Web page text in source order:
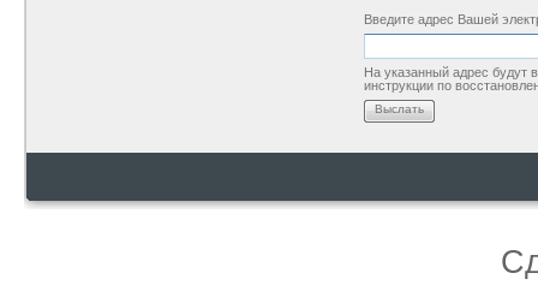
Введите адрес Вашей
На указанный адрес будут
инструкции по
Выслать